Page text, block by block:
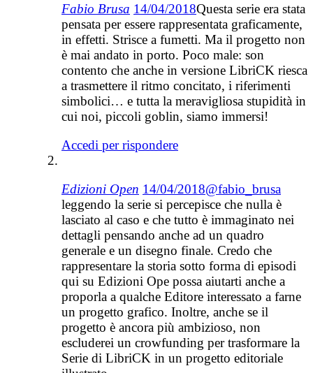
Fabio Brusa 14/04/2018Questa serie era stata
pensata per essere rappresentata graficamente,
in effetti. Strisce a fumetti. Ma il progetto non
è mai andato in porto. Poco male: son
contento che anche in versione LibriCK riesca
a trasmettere il ritmo concitato, i riferimenti
simbolici… e tutta la meravigliosa stupidità in
cui noi, piccoli goblin, siamo immersi!
Accedi per rispondere
Edizioni Open 14/04/2018@fabio_brusa
leggendo la serie si percepisce che nulla è
lasciato al caso e che tutto è immaginato nei
dettagli pensando anche ad un quadro
generale e un disegno finale. Credo che
rappresentare la storia sotto forma di episodi
qui su Edizioni Ope possa aiutarti anche a
proporla a qualche Editore interessato a farne
un progetto grafico. Inoltre, anche se il
progetto è ancora più ambizioso, non
escluderei un crowfunding per trasformare la
Serie di LibriCK in un progetto editoriale